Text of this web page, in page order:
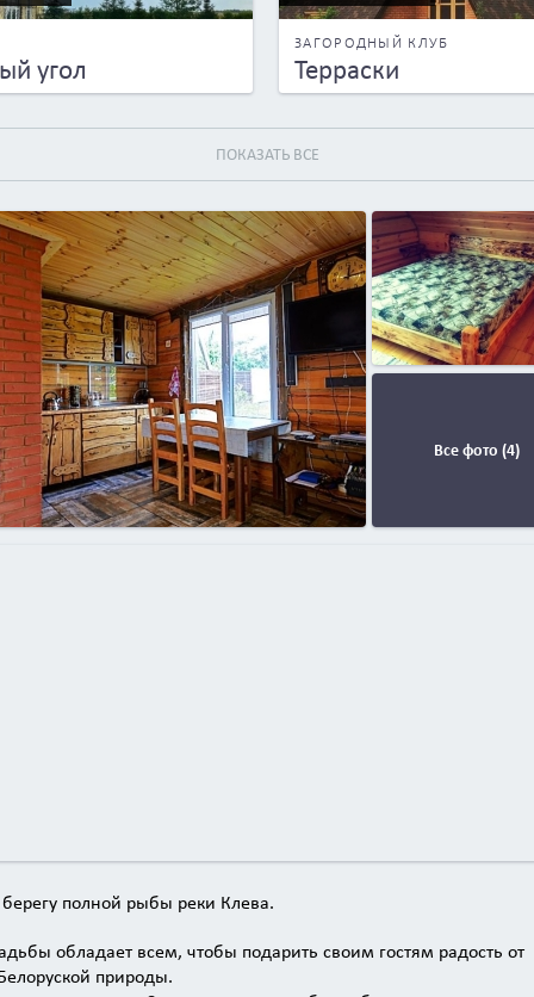
угол
ЗАГОРОДНЫЙ КЛУБ
Терраски
ПОКАЗАТЬ ВСЕ
Все фото (4)
полной рыбы реки Клева.
обладает всем, чтобы подарить своим гостям радость от
природы.